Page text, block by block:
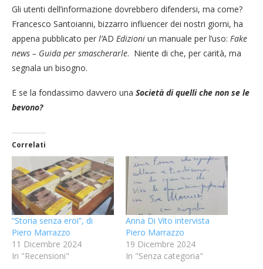
Gli utenti dell’informazione dovrebbero difendersi, ma come?
Francesco Santoianni, bizzarro influencer dei nostri giorni, ha
appena pubblicato per l’AD Edizioni un manuale per l’uso: Fake
news – Guida per smascherarle. Niente di che, per carità, ma
segnala un bisogno.
E se la fondassimo davvero una Società di quelli che non se le
bevono?
Correlati
“Storia senza eroi”, di
Piero Marrazzo
11 Dicembre 2024
In "Recensioni"
Anna Di Vito intervista
Piero Marrazzo
19 Dicembre 2024
In "Senza categoria"